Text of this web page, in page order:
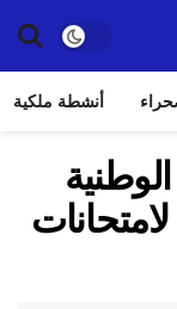
أنشطة ملكية